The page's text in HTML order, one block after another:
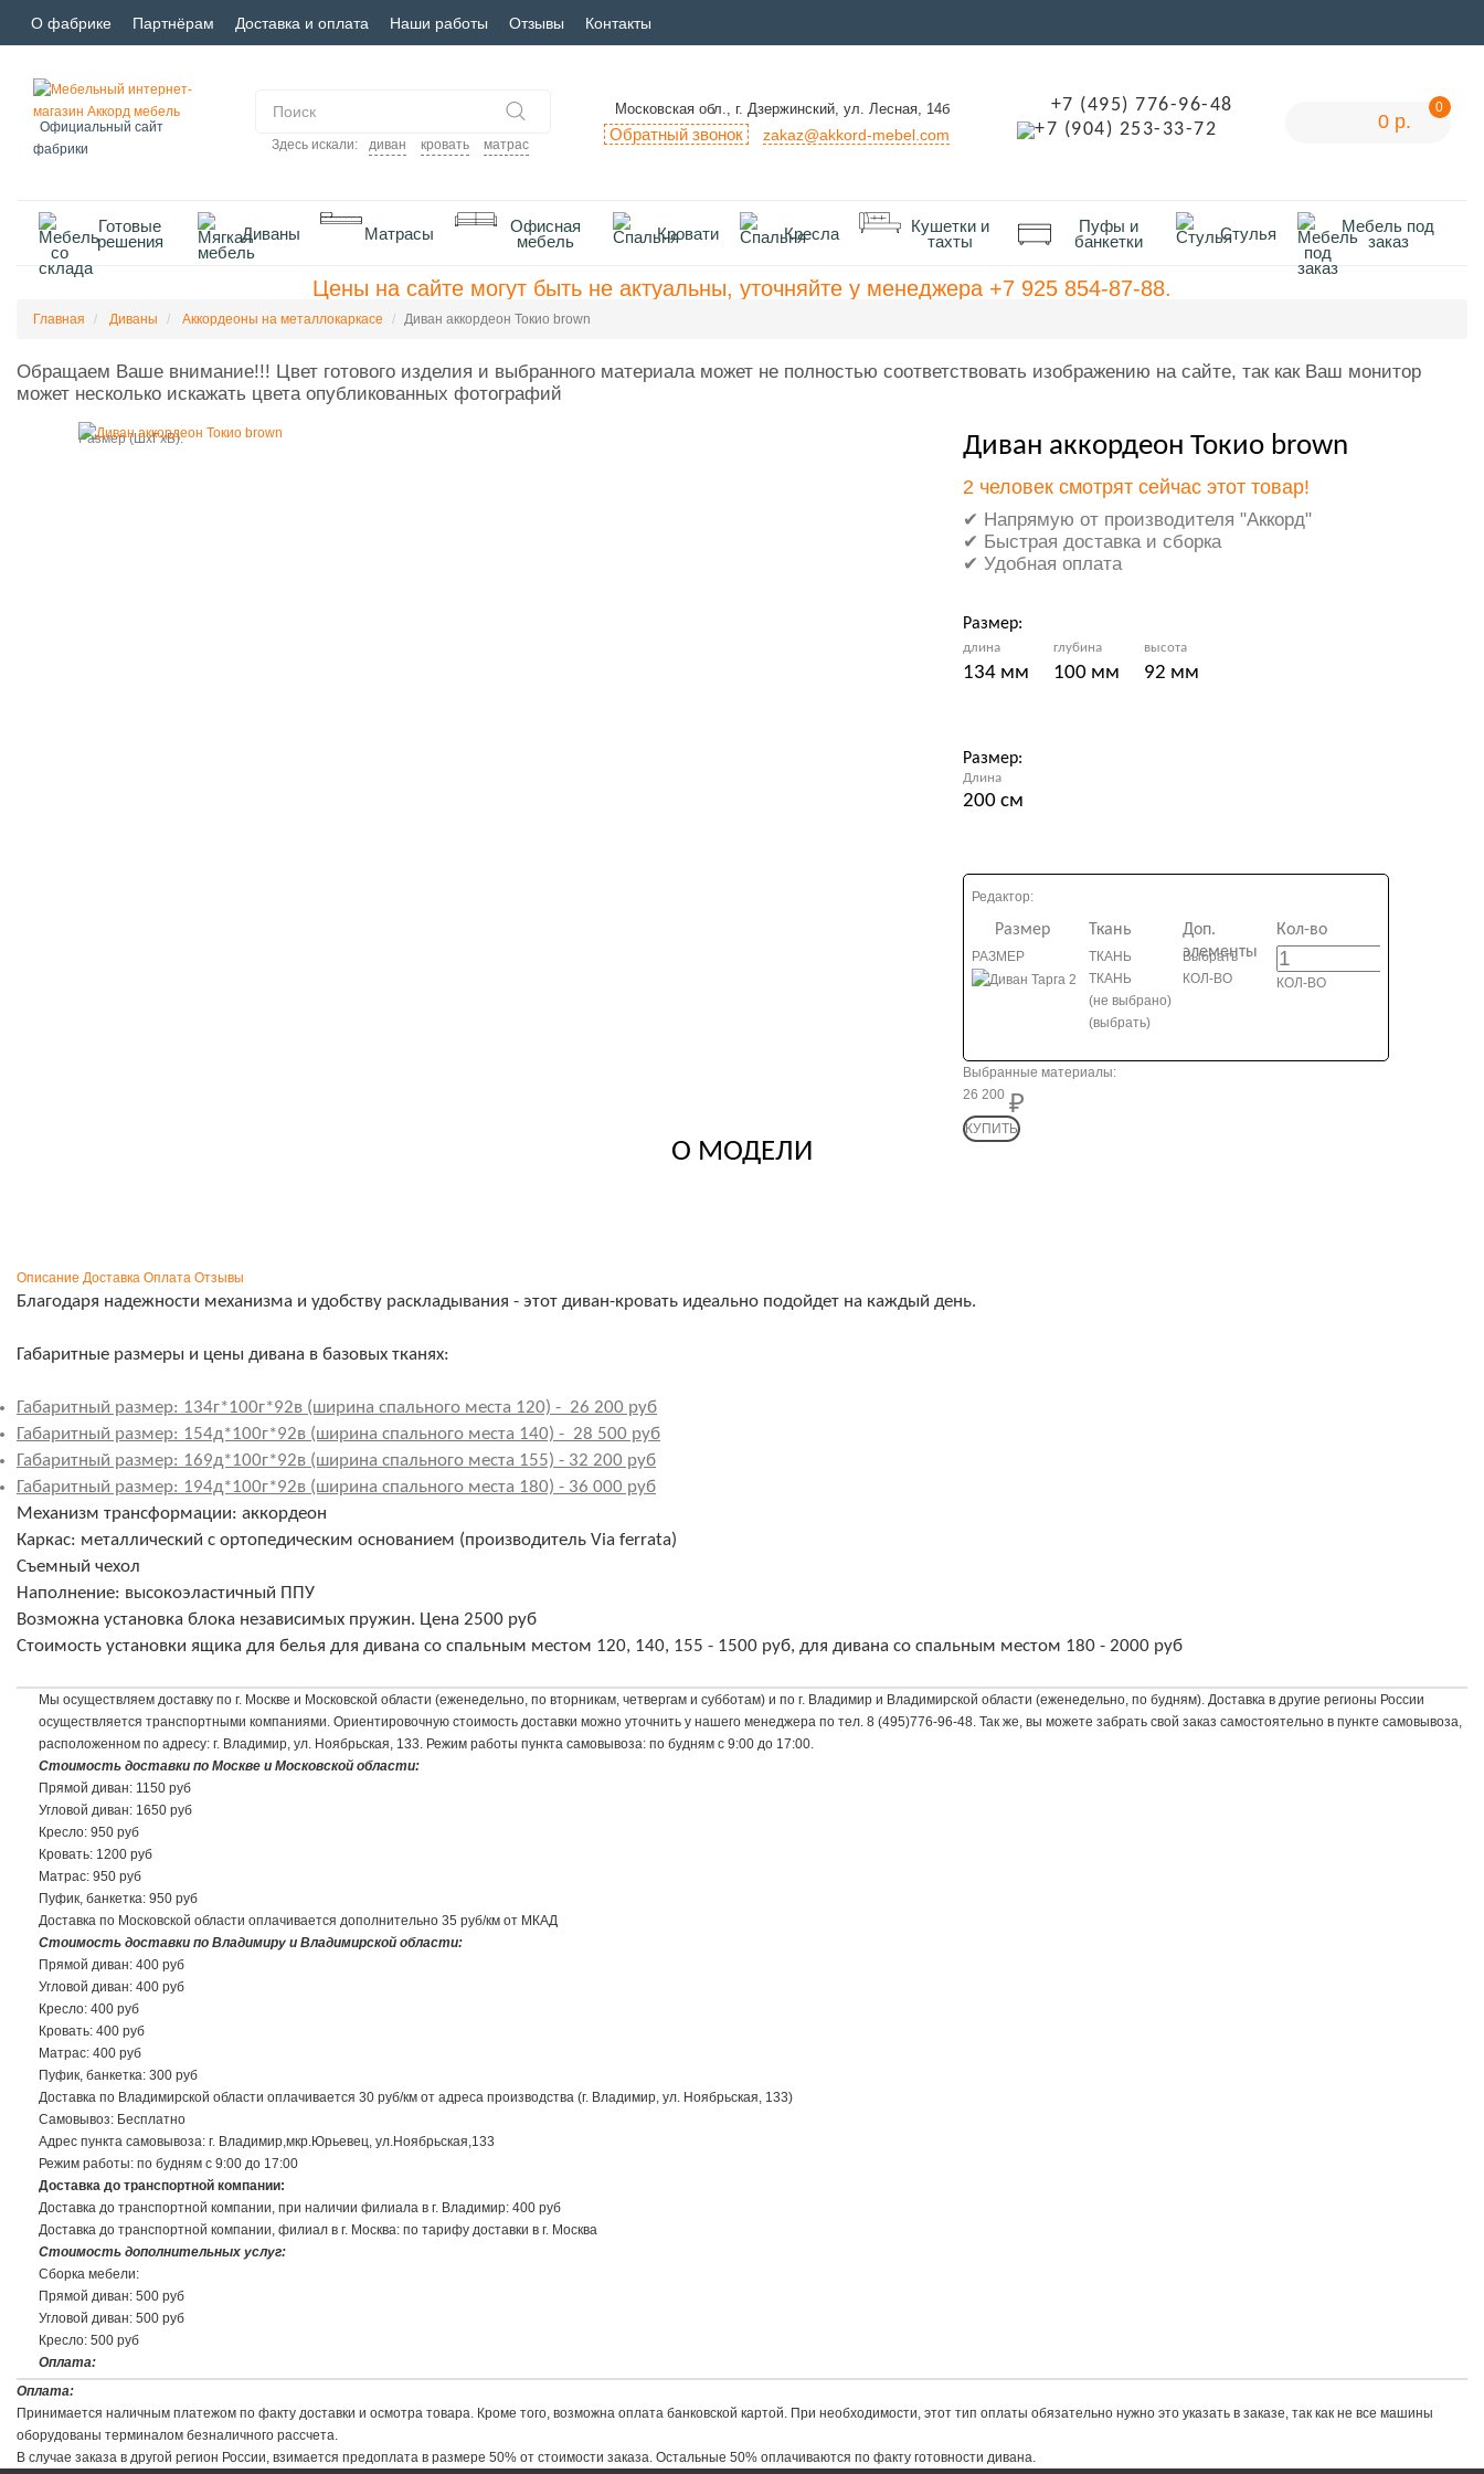
О фабрике Партнёрам Доставка и оплата Наши работы Отзывы Контакты
Официальный сайт
фабрики
Здесь искали: диван кровать матрас
Московская обл., г. Дзержинский, ул. Лесная, 14б
Обратный звонок zakaz@akkord-mebel.com
+7 (495) 776-96-48
+7 (904) 253-33-72
0
0 р.
Готовые
решения
Диваны Матрасы
Офисная
мебель
Кровати Кресла
Кушетки и
тахты
Пуфы и
банкетки
Стулья
Мебель под
заказ
Цены на сайте могут быть не актуальны, уточняйте у менеджера +7 925 854-87-88.
Главная Диваны Аккордеоны на металлокаркасе Диван аккордеон Токио brown
Обращаем Ваше внимание!!! Цвет готового изделия и выбранного материала может не полностью соответствовать изображению на сайте, так как Ваш монитор
может несколько искажать цвета опубликованных фотографий
Размер (ШxГxВ): Диван аккордеон Токио brown
2 человек смотрят сейчас этот товар!
✔ Напрямую от производителя "Аккорд"
✔ Быстрая доставка и сборка
✔ Удобная оплата
Размер:
длина
134 мм
глубина
100 мм
высота
92 мм
Размер:
Длина
200 cм
Редактор:
Размер
РАЗМЕР
Ткань
ТКАНЬ
ТКАНЬ
(не выбрано)
(выбрать)
Доп.
элементы
Выбрать
КОЛ-ВО
Кол-во
КОЛ-ВО
Выбранные материалы:
26 200
КУПИТЬ
О МОДЕЛИ
Описание Доставка Оплата Отзывы
Благодаря надежности механизма и удобству раскладывания - этот диван-кровать идеально подойдет на каждый день.
Габаритные размеры и цены дивана в базовых тканях:
Габаритный размер: 134г*100г*92в (ширина спального места 120) - 26 200 руб
Габаритный размер: 154д*100г*92в (ширина спального места 140) - 28 500 руб
Габаритный размер: 169д*100г*92в (ширина спального места 155) - 32 200 руб
Габаритный размер: 194д*100г*92в (ширина спального места 180) - 36 000 руб
Механизм трансформации: аккордеон
Каркас: металлический с ортопедическим основанием (производитель Via ferrata)
Съемный чехол
Наполнение: высокоэластичный ППУ
Возможна установка блока независимых пружин. Цена 2500 руб
Стоимость установки ящика для белья для дивана со спальным местом 120, 140, 155 - 1500 руб, для дивана со спальным местом 180 - 2000 руб
Мы осуществляем доставку по г. Москве и Московской области (еженедельно, по вторникам, четвергам и субботам) и по г. Владимир и Владимирской области (еженедельно, по будням). Доставка в другие регионы России
осуществляется транспортными компаниями. Ориентировочную стоимость доставки можно уточнить у нашего менеджера по тел. 8 (495)776-96-48. Так же, вы можете забрать свой заказ самостоятельно в пункте самовывоза,
расположенном по адресу: г. Владимир, ул. Ноябрьская, 133. Режим работы пункта самовывоза: по будням с 9:00 до 17:00.
Стоимость доставки по Москве и Московской области:
Прямой диван: 1150 руб
Угловой диван: 1650 руб
Кресло: 950 руб
Кровать: 1200 руб
Матрас: 950 руб
Пуфик, банкетка: 950 руб
Доставка по Московской области оплачивается дополнительно 35 руб/км от МКАД
Стоимость доставки по Владимиру и Владимирской области:
Прямой диван: 400 руб
Угловой диван: 400 руб
Кресло: 400 руб
Кровать: 400 руб
Матрас: 400 руб
Пуфик, банкетка: 300 руб
Доставка по Владимирской области оплачивается 30 руб/км от адреса производства (г. Владимир, ул. Ноябрьская, 133)
Самовывоз: Бесплатно
Адрес пункта самовывоза: г. Владимир,мкр.Юрьевец, ул.Ноябрьская,133
Режим работы: по будням с 9:00 до 17:00
Доставка до транспортной компании:
Доставка до транспортной компании, при наличии филиала в г. Владимир: 400 руб
Доставка до транспортной компании, филиал в г. Москва: по тарифу доставки в г. Москва
Стоимость дополнительных услуг:
Сборка мебели:
Прямой диван: 500 руб
Угловой диван: 500 руб
Кресло: 500 руб
Оплата:
Принимается наличным платежом по факту доставки и осмотра товара. Кроме того, возможна оплата банковской картой. При необходимости, этот тип оплаты обязательно нужно это указать в заказе, так как не все машины
оборудованы терминалом безналичного рассчета.
В случае заказа в другой регион России, взимается предоплата в размере 50% от стоимости заказа. Остальные 50% оплачиваются по факту готовности дивана.
Оплата:
Принимается наличным платежом по факту доставки и осмотра товара. Кроме того, возможна оплата банковской картой. При необходимости, этот тип оплаты обязательно нужно это указать в заказе, так как не все машины
оборудованы терминалом безналичного рассчета.
В случае заказа в другой регион России, взимается предоплата в размере 50% от стоимости заказа. Остальные 50% оплачиваются по факту готовности дивана.